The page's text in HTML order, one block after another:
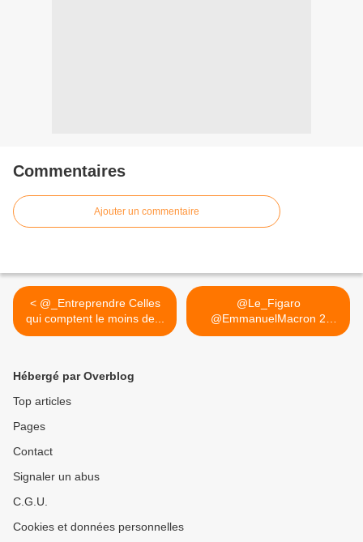
Commentaires
Ajouter un commentaire
< @_Entreprendre Celles
qui comptent le moins de...
@Le_Figaro
@EmmanuelMacron 2
patronats d fait... >
Hébergé par Overblog
Top articles
Pages
Contact
Signaler un abus
C.G.U.
Cookies et données personnelles